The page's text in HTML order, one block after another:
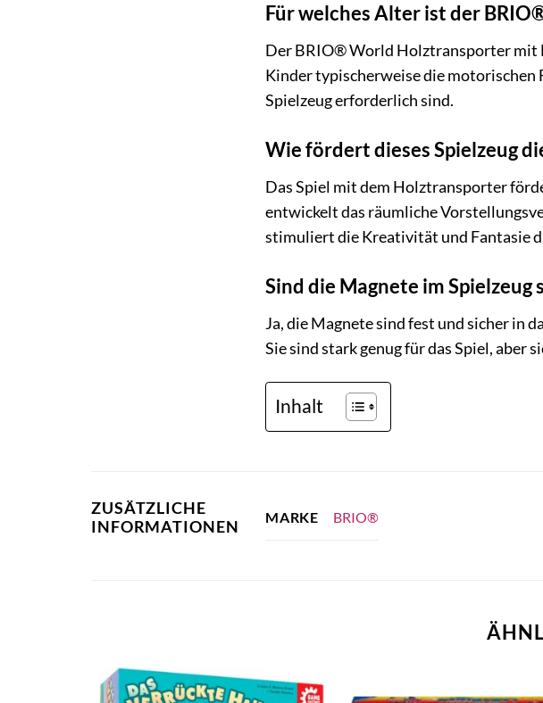
Für welches Alter ist der
Der BRIO® World Holztransporter mit
Kinder typischerweise die motorischen
Spielzeug erforderlich sind.
Wie fördert dieses Spielzeug
Das Spiel mit dem Holztransporter
entwickelt das räumliche
stimuliert die Kreativität und Fantasie
Sind die Magnete im Spielzeug
Ja, die Magnete sind fest und sicher in
Sie sind stark genug für das Spiel, aber
Inhalt
ZUSÄTZLICHE
INFORMATIONEN
MARKE BRIO®